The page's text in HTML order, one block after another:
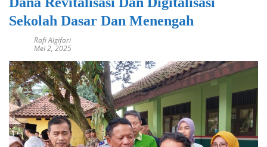
Sekolah Dasar Dan Menengah
Rafi Algifari
Mei 2, 2025